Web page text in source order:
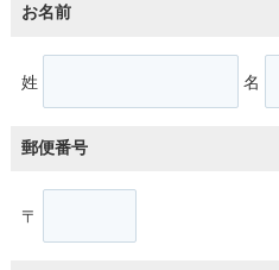
お名前
姓 名
郵便番号
〒